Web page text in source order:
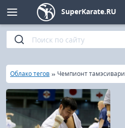
SuperKarate.RU
Главная
»
Облако тегов » Чемпионт тамэсивари
Киокушинкай
Кёкусин (IFK)
Шинкиокушинкай
Кекусин-кан
Фото
Видео
Интервью
Статьи
Уроки каратэ
Файлы
Библиотека